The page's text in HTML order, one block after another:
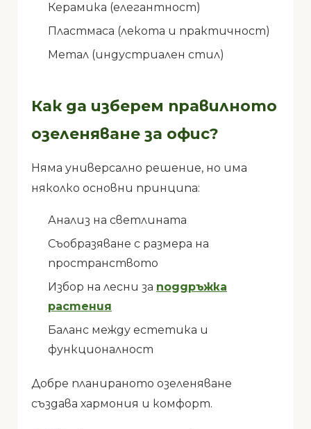
Керамика (елегантност)
Пластмаса (лекота и практичност)
Метал (индустриален стил)
Как да изберем правилното
озеленяване за офис?
Няма универсално решение, но има
няколко основни принципа:
Анализ на светлината
Съобразяване с размера на
пространството
Избор на лесни за поддръжка
растения
Баланс между естетика и
функционалност
Добре планираното озеленяване
създава хармония и комфорт.